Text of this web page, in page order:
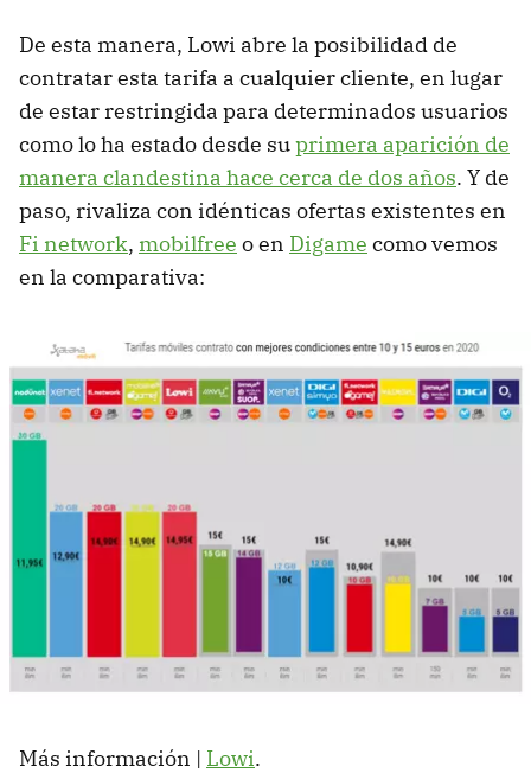
De esta manera, Lowi abre la posibilidad de
contratar esta tarifa a cualquier cliente, en lugar
de estar restringida para determinados usuarios
como lo ha estado desde suprimera aparición de
manera clandestina hace cerca de dos años. Y de
paso, rivaliza con idénticas ofertas existentes en
Fi network, mobilfree o en Digame como vemos
en la comparativa:
Más información | Lowi.